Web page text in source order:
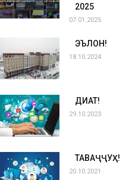
2025
07.01.2025
ЭЪЛОН!
18.10.2024
ДИҚҚАТ!
29.10.2023
ТАВАҶҶУҲ!
20.10.2021